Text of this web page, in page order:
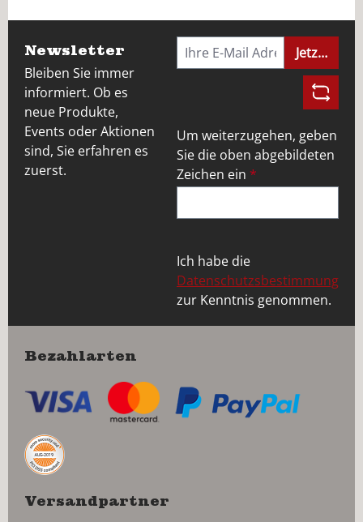
Newsletter
Bleiben Sie immer
informiert. Ob es
neue Produkte,
Events oder Aktionen
sind, Sie erfahren es
zuerst.
Jetzt
Um weiterzugehen, geben
Sie die oben abgebildeten
Zeichen ein *
Ich habe die
Datenschutzsbestimmung
zur Kenntnis genommen.
Bezahlarten
Versandpartner